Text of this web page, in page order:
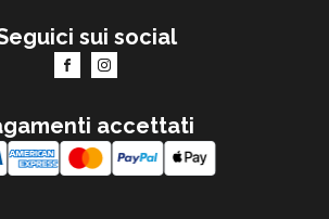
sui social
accettati